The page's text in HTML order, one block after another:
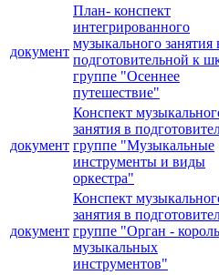
документ
План- конспект
интегрированного
музыкального занятия
подготовительной к
группе "Осеннее
путешествие"
документ
Конспект
занятия в
группе "Музыкальные
инструменты и виды
оркестра"
документ
Конспект
занятия в
группе "Орган - король
музыкальных
инструментов"